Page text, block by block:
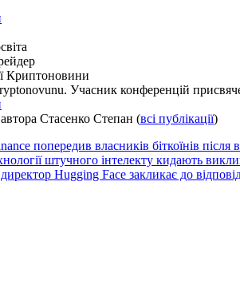
Криптоновини
Учасник конференцій
автора Стасенко Степан (всі публікації)
попередив власників біткоїнів
штучного інтелекту кидають
Hugging Face закликає до